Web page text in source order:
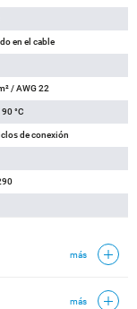
en el cable
/ AWG 22
°C
de conexión
más
más